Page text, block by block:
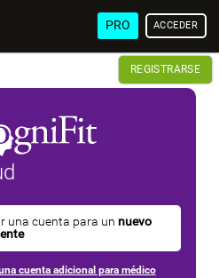
PRO ACCEDER
REGISTRARSE
una cuenta para un nuevo
cuenta adicional para médico